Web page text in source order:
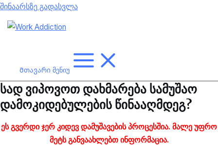
შინაარსზე გადასვლა
Მთავარი მენიუ
სად ვიპოვოთ დახმარება სამუშაო
დამოკიდებულების წინააღმდეგ?
ეს გვერდი ჯერ კიდევ დამუშავების პროცესშია. მალე უფრო
მეტს განვაახლებთინფორმაცია.